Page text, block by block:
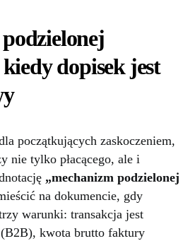
dopisek jest
początkujących zaskoczeniem,
nie tylko płacącego, ale i
„mechanizm podzielonej
na dokumencie, gdy
warunki: transakcja jest
kwota brutto faktury